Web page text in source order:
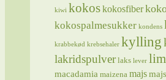
kiwi kokos kokosfiber
kokospalmesukker kondens
krabbekød krebsehaler kylling
lakridspulver laks lever
macadamia maizena majs